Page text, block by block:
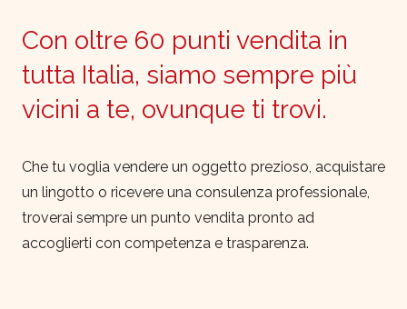
Con oltre 60 punti vendita in
tutta Italia, siamo sempre più
vicini a te, ovunque ti trovi.
Che tu voglia vendere un oggetto prezioso, acquistare
un lingotto o ricevere una consulenza professionale,
troverai sempre un punto vendita pronto ad
accoglierti con competenza e trasparenza.